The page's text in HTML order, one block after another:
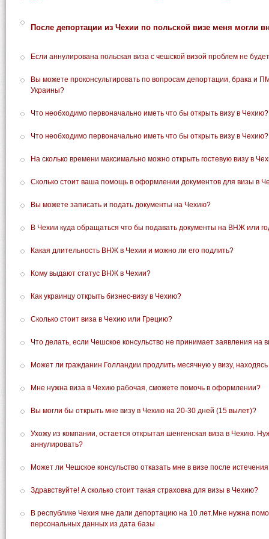
После депортации из Чехии по польской визе меня могли
Если аннулирована польская виза с чешской визой проблем не
Вы можете проконсультировать по вопросам депортации, брака и
Украины?
Что необходимо первоначально иметь что бы открыть визу в Чехию?
Что необходимо первоначально иметь что бы открыть визу в Чехию?
На сколько времени максимально можно открыть гостевую визу в
Сколько стоит ваша помощь в оформлении документов для визы в
Вы можете записать и подать документы на Чехию?
В Чехии куда обращаться что бы подавать документы на ВНЖ или
Какая длительность ВНЖ в Чехии и можно ли его подлить?
Кому выдают статус ВНЖ в Чехии?
Как украинцу открыть бизнес-визу в Чехию?
Сколько стоит виза в Чехию или Грецию?
Что делать, если Чешское консульство не принимает заявления на
Может ли гражданин Голландии продлить месячную у визу,
Мне нужна виза в Чехию рабочая, сможете помочь в оформлении?
Вы могли бы открыть мне визу в Чехию на 20-30 дней (15 вылет)?
Ухожу из компании, остается открытая шенгенская виза в Чехию.
аннулировать?
Может ли Чешское консульство отказать мне в визе после
Здравствуйте! А сколько стоит такая страховка для визы в Чехию?
В республике Чехия мне дали депортацию на 10 лет.Мне нужна
персональных данных из дата базы